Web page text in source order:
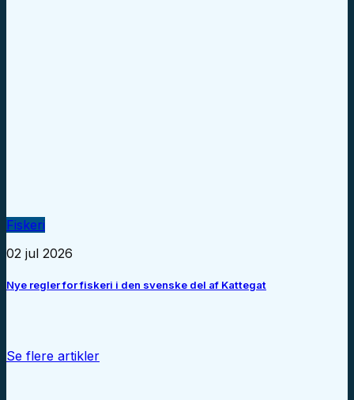
Fiskeri
02 jul 2026
Nye regler for fiskeri i den svenske del af Kattegat
Se flere artikler